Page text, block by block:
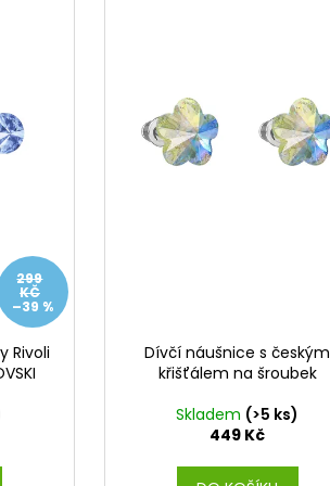
299
KČ
–39 %
Rivoli
Dívčí náušnice s českým
křišťálem na šroubek
Skladem (>5 ks)
449 Kč